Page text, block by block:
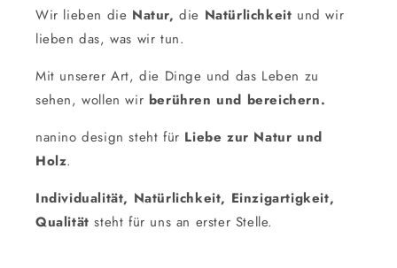
Wir lieben die Natur, die Natürlichkeit und wir
lieben das, was wir tun.
Mit unserer Art, die Dinge und das Leben zu
sehen, wollen wir berühren und bereichern.
nanino design steht für Liebe zur Natur und
Holz.
Individualität, Natürlichkeit, Einzigartigkeit,
Qualität steht für uns an erster Stelle.